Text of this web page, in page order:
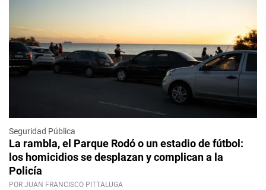
Seguridad Pública
La rambla, el Parque Rodó o un estadio de fútbol:
los homicidios se desplazan y complican a la
Policía
POR JUAN FRANCISCO PITTALUGA